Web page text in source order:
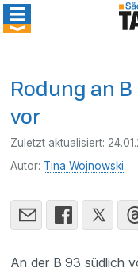
Rodung an
vor
Zuletzt aktualisiert:
Autor: Tina Wojnowski
An der B 93 südlich